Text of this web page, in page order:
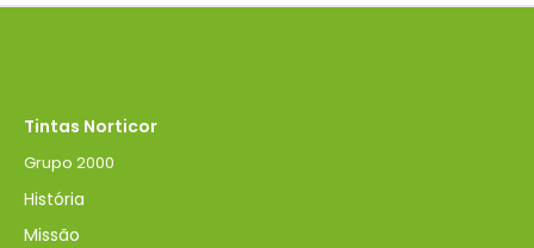
Tintas Norticor
Grupo 2000
História
Missão